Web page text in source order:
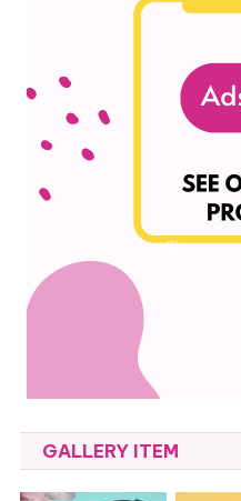
GALLERY ITEM